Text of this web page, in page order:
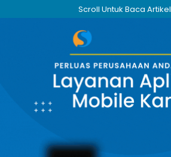
Scroll Untuk Baca Artikel